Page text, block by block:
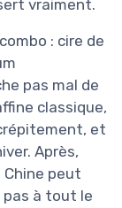
vraiment.
: cire de
pas mal de
classique,
et
Après,
peut
pas à tout le